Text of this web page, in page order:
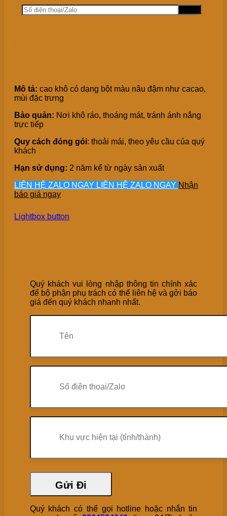
Mô tả: cao khô có dạng bột màu nâu đậm như cacao,
mùi đặc trưng
Bảo quản: Nơi khô ráo, thoáng mát, tránh ánh nắng
trực tiếp
Quy cách đóng gói: thoải mái, theo yêu cầu của quý
khách
Hạn sử dụng: 2 năm kể từ ngày sản xuất
LIÊN HỆ ZALO NGAY LIÊN HỆ ZALO NGAY Nhận
báo giá ngay
Lightbox button
Quý khách vui lòng nhập thông tin chính xác
để bộ phận phụ trách có thể liên hệ và gởi báo
giá đến quý khách nhanh nhất.
Quý khách có thể gọi hotline hoặc nhắn tin